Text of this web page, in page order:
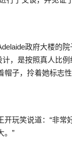
政府大楼的
计，是按照真人比
子，拎着她标志性
开玩笑说道：“非常
。”